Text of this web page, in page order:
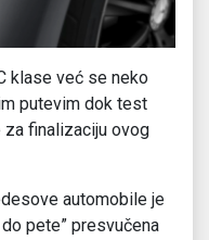
klase već se neko
putevim dok test
za finalizaciju ovog
automobile je
pete” presvučena